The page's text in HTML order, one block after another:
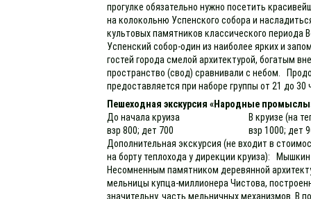
прогулке обязательно нужно посетить
на колокольню Успенского собора и
культовых памятников классического
Успенский собор-один из наиболее ярких и
гостей города смелой архитектурой, богатым
пространство (свод) сравнивали с небом.
предоставляется при наборе группы от 21 до 30
Пешеходная экскурсия «Народные
До начала круиза
взр 800; дет 700
В круизе (на
взр 1000; дет
Дополнительная экскурсия (не входит в
на борту теплохода у дирекции круиза):
Несомненным памятником деревянной
мельницы купца-миллионера Чистова,
значительну. часть мельничных механизмов. В